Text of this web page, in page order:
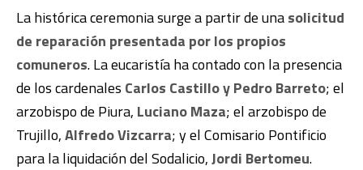
La histórica ceremonia surge a partir de unasolicitud
de reparación presentada por los propios
comuneros. La eucaristía ha contado con la presencia
de los cardenales Carlos Castillo y Pedro Barreto; el
arzobispo de Piura, Luciano Maza; el arzobispo de
Trujillo,Alfredo Vizcarra; y el Comisario Pontificio
para la liquidación del Sodalicio,Jordi Bertomeu.